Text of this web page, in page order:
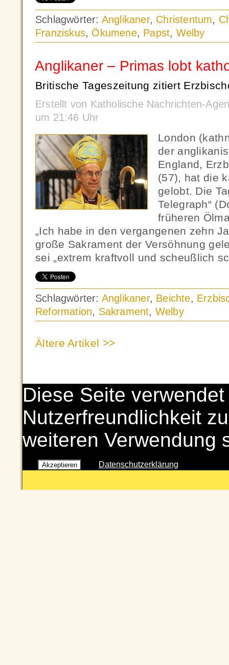
Schlagwörter: Anglikaner, Christentum,
Franziskus, Ökumene, Papst, Welby
Anglikaner – Primas lobt
Britische Tageszeitung zitiert
Erstellt von Katholische Nachrichten-
um 21:46 Uhr
London
der
England,
(57), hat die
gelobt. Die
Telegraph“
früheren
„Ich habe in den vergangenen zehn
große Sakrament der Versöhnung
sei „extrem kraftvoll und scheußlich
Schlagwörter: Anglikaner, Beichte,
Reformation, Sakrament, Welby
Ältere Artikel >>
Diese Seite
Nutzerfreundlichkeit
weiteren Verwendung
Akzeptieren Datenschutzerklärung